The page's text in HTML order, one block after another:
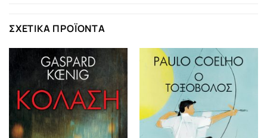
ΣΧΕΤΙΚΆ ΠΡΟΪΌΝΤΑ